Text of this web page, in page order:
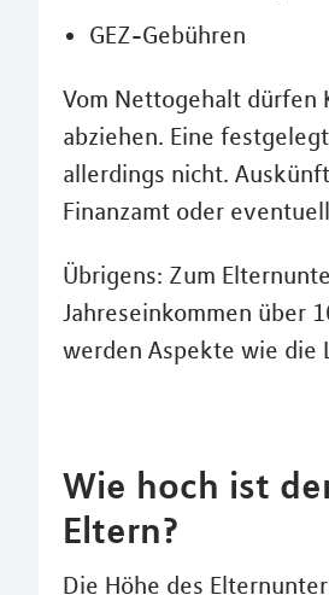
GEZ-Gebühren
Vom Nettogehalt dürfen
abziehen. Eine
allerdings nicht.
Finanzamt oder
Übrigens: Zum
Jahreseinkommen über
werden Aspekte wie die
Wie hoch ist
Eltern?
Die Höhe des